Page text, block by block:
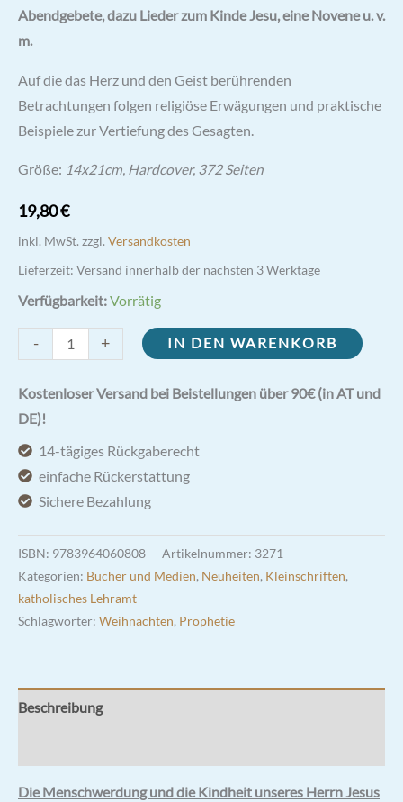
Abendgebete, dazu Lieder zum Kinde Jesu, eine Novene u. v.
m.
Auf die das Herz und den Geist berührenden
Betrachtungen folgen religiöse Erwägungen und praktische
Beispiele zur Vertiefung des Gesagten.
Größe: 14x21cm, Hardcover, 372 Seiten
19,80€
inkl. MwSt. zzgl. Versandkosten
Lieferzeit: Versand innerhalb der nächsten 3 Werktage
Verfügbarkeit:Vorrätig
-
Menschwerdung
und
die
Christus
Hl.
Alfons
+ IN DEN WARENKORB
Kostenloser Versand bei Beistellungen über 90€ (in AT und
DE)!
14-tägiges Rückgaberecht
einfache Rückerstattung
Sichere Bezahlung
ISBN: 9783964060808 Artikelnummer: 3271
Kategorien: Bücher und Medien, Neuheiten, Kleinschriften,
katholisches Lehramt
Schlagwörter: Weihnachten, Prophetie
Beschreibung
Die Menschwerdung und die Kindheit unseres Herrn Jesus